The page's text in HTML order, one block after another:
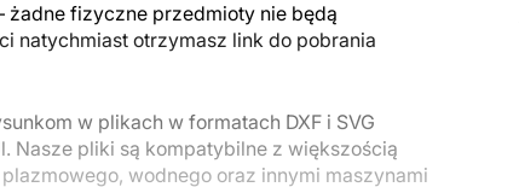
żadne fizyczne przedmioty nie będą
natychmiast otrzymasz link do pobrania
w plikach w formatach DXF i SVG
Nasze pliki są kompatybilne z większością
wodnego oraz innymi maszynami